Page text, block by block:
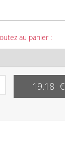
au panier :
19.18 €